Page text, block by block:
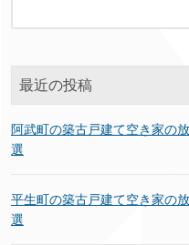
最近の投稿
阿武町の築古戸建て空き家の
選
平生町の築古戸建て空き家の
選